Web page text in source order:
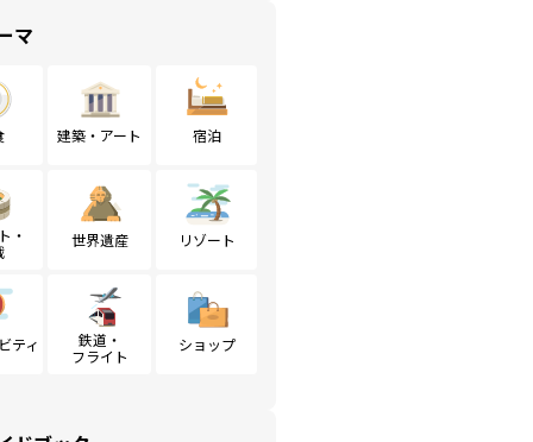
マ
建築・アート 宿泊
・
世界遺産 リゾート
ティ
鉄道・
フライト
ショップ